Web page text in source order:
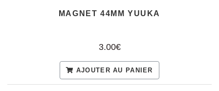
MAGNET 44MM YUUKA
3.00€
AJOUTER AU PANIER